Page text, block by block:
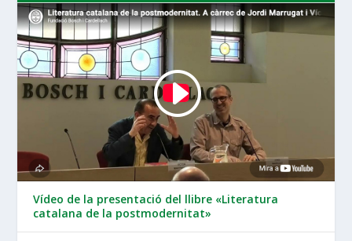
Vídeo de la presentació del llibre «Literatura
catalana de la postmodernitat»